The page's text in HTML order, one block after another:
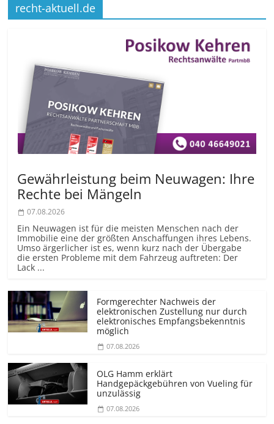
recht-aktuell.de
Gewährleistung beim Neuwagen: Ihre
Rechte bei Mängeln
07.08.2026
Ein Neuwagen ist für die meisten Menschen nach der
Immobilie eine der größten Anschaffungen ihres Lebens.
Umso ärgerlicher ist es, wenn kurz nach der Übergabe
die ersten Probleme mit dem Fahrzeug auftreten: Der
Lack ...
Formgerechter Nachweis der
elektronischen Zustellung nur durch
elektronisches Empfangsbekenntnis
möglich
07.08.2026
OLG Hamm erklärt
Handgepäckgebühren von Vueling für
unzulässig
07.08.2026